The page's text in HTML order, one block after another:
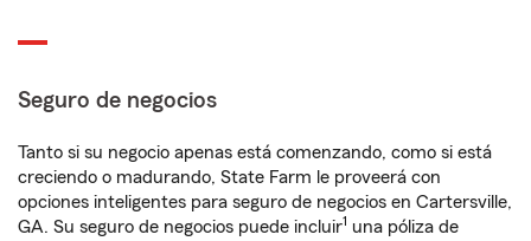
Seguro de negocios
Tanto si su negocio apenas está comenzando, como si está
creciendo o madurando, State Farm le proveerá con
opciones inteligentes para seguro de negocios en Cartersville,
GA. Su seguro de negocios puede incluir1 una póliza de